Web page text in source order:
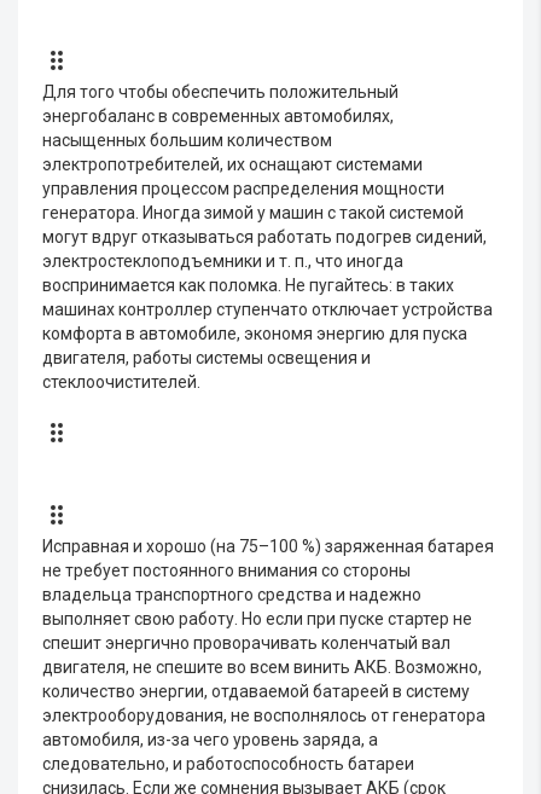
Для того чтобы обеспечить положительный
энергобаланс в современных автомобилях,
насыщенных большим количеством
электропотребителей, их оснащают системами
управления процессом распределения мощности
генератора. Иногда зимой у машин с такой системой
могут вдруг отказываться работать подогрев сидений,
электростеклоподъемники и т. п., что иногда
воспринимается как поломка. Не пугайтесь: в таких
машинах контроллер ступенчато отключает устройства
комфорта в автомобиле, экономя энергию для пуска
двигателя, работы системы освещения и
стеклоочистителей.
Исправная и хорошо (на 75–100 %) заряженная батарея
не требует постоянного внимания со стороны
владельца транспортного средства и надежно
выполняет свою работу. Но если при пуске стартер не
спешит энергично проворачивать коленчатый вал
двигателя, не спешите во всем винить АКБ. Возможно,
количество энергии, отдаваемой батареей в систему
электрооборудования, не восполнялось от генератора
автомобиля, из-за чего уровень заряда, а
следовательно, и работоспособность батареи
снизилась. Если же сомнения вызывает АКБ (срок